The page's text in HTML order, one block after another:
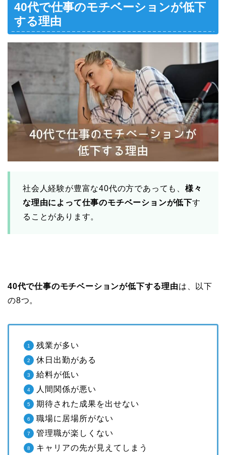
40代で仕事のモチベーションが低下
する理由
社会人経験が豊富な40代の方であっても、 様々
な理由によって仕事のモチベーションが低下す
ることがあります。
40代で仕事のモチベーションが低下する理由は、以下
の8つ。
残業が多い
休日出勤がある
給料が低い
人間関係が悪い
期待された成果を出せない
職場に居場所がない
管理職が楽しくない
キャリアの先が見えてしまう